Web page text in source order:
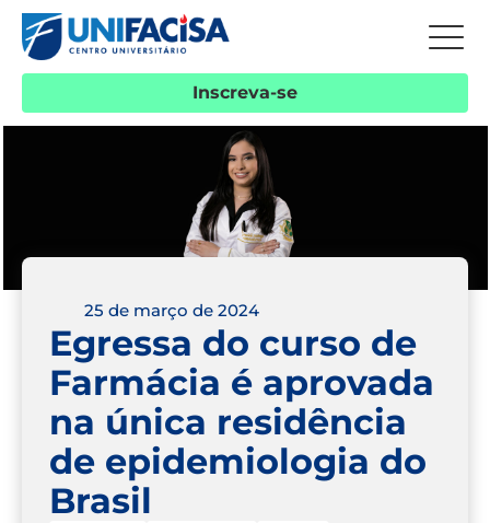
Inscreva-se
25 de março de 2024
Egressa do curso de
Farmácia é aprovada
na única residência
de epidemiologia do
Brasil